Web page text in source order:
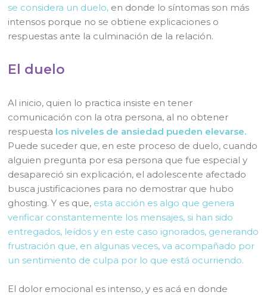
se considera un duelo, en donde lo síntomas son más
intensos porque no se obtiene explicaciones o
respuestas ante la culminación de la relación.
El duelo
Al inicio, quien lo practica insiste en tener
comunicación con la otra persona, al no obtener
respuesta los niveles de ansiedad pueden elevarse.
Puede suceder que, en este proceso de duelo, cuando
alguien pregunta por esa persona que fue especial y
desapareció sin explicación, el adolescente afectado
busca justificaciones para no demostrar que hubo
ghosting. Y es que, esta acción es algo que genera
verificar constantemente los mensajes, si han sido
entregados, leídos y en este caso ignorados, generando
frustración que, en algunas veces, va acompañado por
un sentimiento de culpa por lo que está ocurriendo.
El dolor emocional es intenso, y es acá en donde